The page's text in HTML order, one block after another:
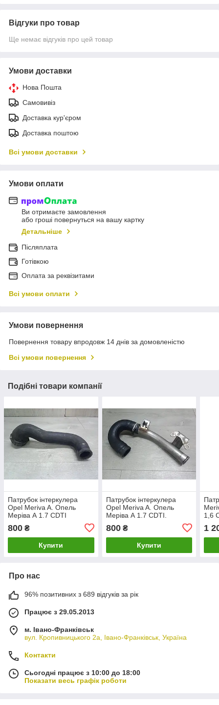
Відгуки про товар
Ще немає відгуків про цей товар
Умови доставки
Нова Пошта
Самовивіз
Доставка кур'єром
Доставка поштою
Всі умови доставки
Умови оплати
Ви отримаєте замовлення
або гроші повернуться на вашу картку
Детальніше
Післяплата
Готівкою
Оплата за реквізитами
Всі умови оплати
Умови повернення
Повернення товару впродовж 14 днів за домовленістю
Всі умови повернення
Подібні товари компанії
Патрубок інтеркулера
Opel Meriva A. Опель
Меріва А 1.7 CDTI
800 ₴
Купити
Патрубок інтеркулера
Opel Meriva A. Опель
Меріва А 1.7 CDTI.
800₴
Купити
1,6
1
Про нас
96% позитивних з 689 відгуків за рік
Працює з 29.05.2013
м. Івано-Франківськ
вул. Кропивницького 2а, Івано-Франківськ, Україна
Контакти
Сьогодні працює з 10:00 до 18:00
Показати весь графік роботи